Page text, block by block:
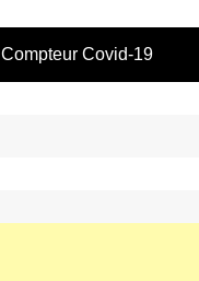
Compteur Covid-19